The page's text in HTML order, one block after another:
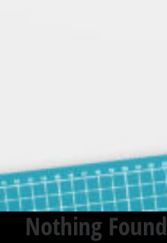
Nothing Found